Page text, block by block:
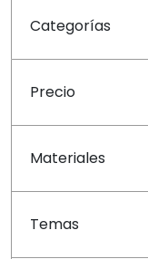
Categorías
Precio
Materiales
Temas